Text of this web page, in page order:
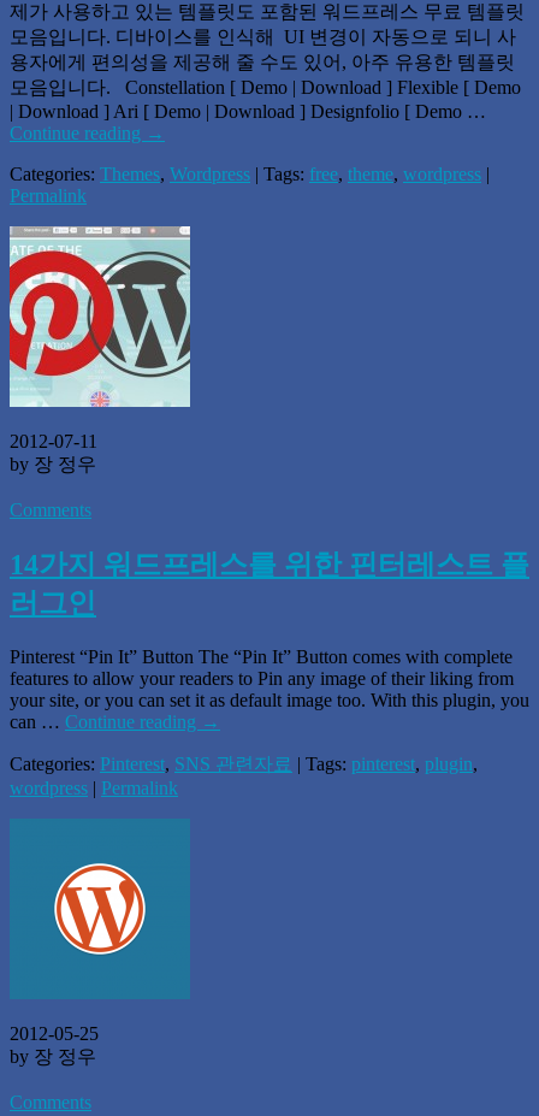
제가 사용하고 있는 템플릿도 포함된 워드프레스 무료 템플릿
모음입니다. 디바이스를 인식해 UI 변경이 자동으로 되니 사
용자에게 편의성을 제공해 줄 수도 있어, 아주 유용한 템플릿
모음입니다. Constellation [ Demo | Download ] Flexible [ Demo
| Download ] Ari [ Demo | Download ] Designfolio [ Demo …
Continue reading →
Categories: Themes, Wordpress | Tags: free, theme, wordpress |
Permalink
2012-07-11
by 장 정우
Comments
14가지 워드프레스를 위한 핀터레스트 플
러그인
Pinterest “Pin It” Button The “Pin It” Button comes with complete
features to allow your readers to Pin any image of their liking from
your site, or you can set it as default image too. With this plugin, you
can … Continue reading →
Categories: Pinterest, SNS 관련자료 | Tags: pinterest, plugin,
wordpress | Permalink
2012-05-25
by 장 정우
Comments